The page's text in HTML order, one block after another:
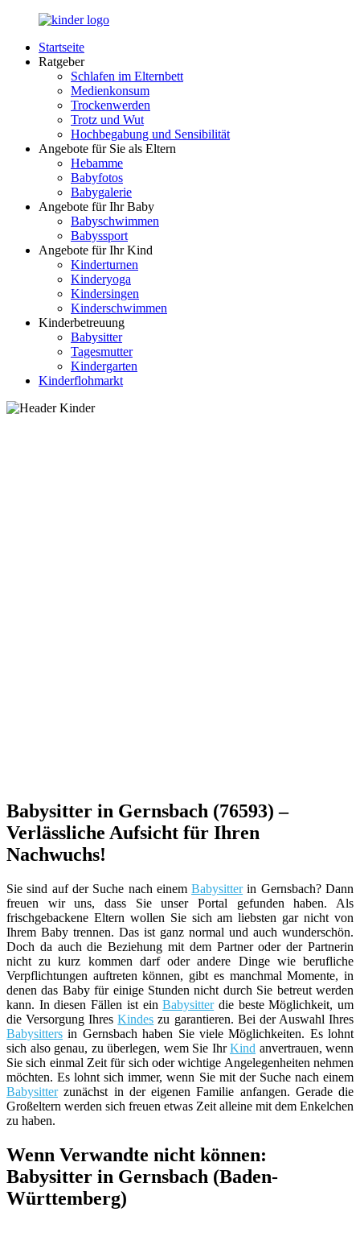
Zurück
Inhalt
LuckyKids.de
Das
Nachwuchs
Startseite
Ratgeber
Schlafen im Elternbett
Medienkonsum
Trockenwerden
Trotz und Wut
Hochbegabung und Sensibilität
Angebote für Sie als Eltern
Hebamme
Babyfotos
Babygalerie
Angebote für Ihr Baby
Babyschwimmen
Babyssport
Angebote für Ihr Kind
Kinderturnen
Kinderyoga
Kindersingen
Kinderschwimmen
Kinderbetreuung
Babysitter
Tagesmutter
Kindergarten
Kinderflohmarkt
Babysitter in Gernsbach (76593) –
Verlässliche Aufsicht für Ihren
Nachwuchs!
Sie sind auf der Suche nach einemBabysitterin Gernsbach? Dann
freuen wir uns, dass Sie unser Portal gefunden haben. Als
frischgebackene Eltern wollen Sie sich am liebsten gar nicht von
Ihrem Baby trennen. Das ist ganz normal und auch wunderschön.
Doch da auch die Beziehung mit dem Partner oder der Partnerin
nicht zu kurz kommen darf oder andere Dinge wie berufliche
Verpflichtungen auftreten können, gibt es manchmal Momente, in
denen das Baby für einige Stunden nicht durch Sie betreut werden
kann. In diesen Fällen ist einBabysitterdie beste Möglichkeit, um
die Versorgung IhresKindes zu garantieren. Bei der Auswahl Ihres
Babysitters in Gernsbach haben Sie viele Möglichkeiten. Es lohnt
sich also genau, zu überlegen, wem Sie IhrKind anvertrauen, wenn
Sie sich einmal Zeit für sich oder wichtige Angelegenheiten nehmen
möchten. Es lohnt sich immer, wenn Sie mit der Suche nach einem
Babysitterzunächst in der eigenen Familie anfangen. Gerade die
Großeltern werden sich freuen etwas Zeit alleine mit dem Enkelchen
zu haben.
Wenn Verwandte nicht können:
Babysitter in Gernsbach (Baden-
Württemberg)